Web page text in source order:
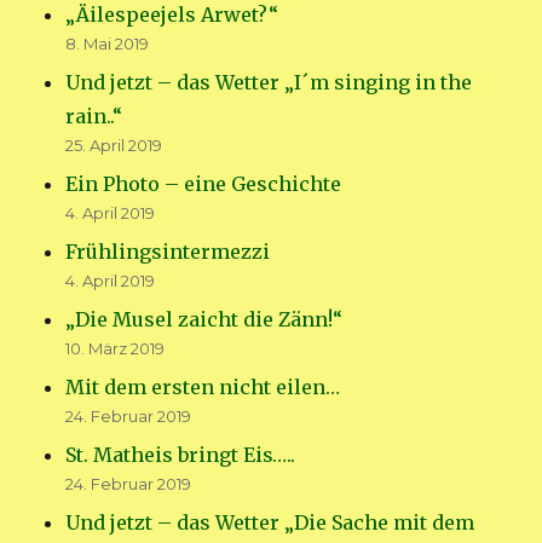
„Äilespeejels Arwet?“
8. Mai 2019
Und jetzt – das Wetter „I´m singing in the
rain..“
25. April 2019
Ein Photo – eine Geschichte
4. April 2019
Frühlingsintermezzi
4. April 2019
„Die Musel zaicht die Zänn!“
10. März 2019
Mit dem ersten nicht eilen…
24. Februar 2019
St. Matheis bringt Eis…..
24. Februar 2019
Und jetzt – das Wetter „Die Sache mit dem